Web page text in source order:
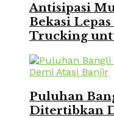
Antisipasi
Bekasi Lepas
Trucking
Puluhan
Ditertibkan